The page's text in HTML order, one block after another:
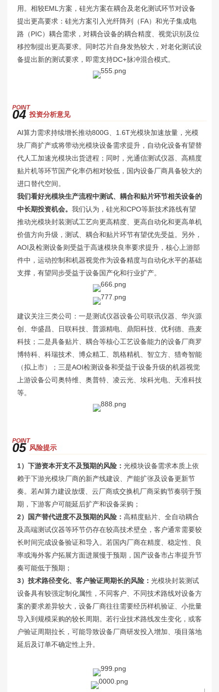
用。相较EML方案，硅光方案在耦合及老化测试环节对设备
提出更高要求：硅光方案引入光纤阵列（FA）和光子集成电
路（PIC）耦合需求，对耦合设备的耦合精度、视觉识别及位
移控制提出更高要求。同时芯片自身发热较大，对老化测试设
备提出新的测试要求，即需支持DC+脉冲混合模式。
POINT
04 投资分析意见
AI算力需求持续增长推动800G、1.6T光模块加速放量，光模
块厂商扩产或将带动光模块设备需求提升，自动化设备有望替
代人工加速光模块出货进程；同时，光通信测试仪器、高精度
贴片机等环节国产化率仍相对较低，国内设备厂商具备较大的
进口替代空间。
我们看好光模块生产流程中测试、耦合和贴片环节相关设备的
中长期投资机会。 我们认为，硅光和CPO等新技术路线有望
推动光模块封装测试工艺向更高精度、更高自动化和更高单机
价值方向升级，测试、耦合和贴片环节有望优先受益。另外，
AOI及检测设备则受益于高速模块良率要求提升，核心上游部
件中，运动控制和机器视觉作为设备精度与自动化水平的基础
支撑，有望同步受益于设备国产化和行业扩产。
建议关注三类公司：一是测试仪器设备公司联讯仪器、华兴源
创、华盛昌、日联科技、普源精电、鼎阳科技、优利德、燕麦
科技；二是具备贴片、耦合等核心工艺设备能力的设备厂商罗
博特科、科瑞技术、博众精工、凯格精机、智立方、猎奇智能
（拟上市）；三是AOI检测设备和受益于设备升级的机器视觉
上游设备公司奥特维、奥普特、凌云光、埃科光电、天准科技
等。
POINT
05 风险提示
1）下游资本开支不及预期的风险： 光模块设备需求本质上依
赖于下游光模块厂商的新产线建设、产能扩张及设备更新节
奏。若AI算力建设放缓、云厂商或交换机厂商采购节奏弱于预
期，下游客户可能延后扩产和设备采购；
2）国产替代进度不及预期的风险： 高精度贴片、全自动耦合
及高端测试仪器等环节仍存在较高技术壁垒，客户通常需要较
长时间完成设备验证和导入。若国内厂商在精度、稳定性、良
率或海外客户拓展方面进展慢于预期，国产设备市占率提升节
奏可能低于预期；
3）技术路径变化、客户验证周期长的风险： 光模块封装测试
设备具有较强定制化属性，不同客户、不同技术路线对设备方
案的要求差异较大，设备厂商往往需要经历样机验证、小批量
导入到规模采购的较长周期。若行业技术路线发生变化，或客
户验证周期拉长，可能导致设备厂商研发投入增加、项目落地
延后及订单不确定性上升。